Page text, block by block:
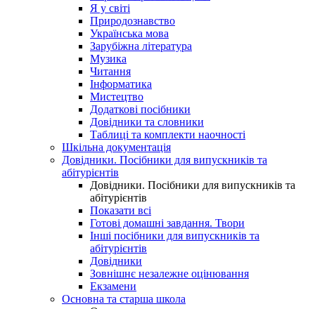
Я у світі
Природознавство
Українська мова
Зарубіжна література
Музика
Читання
Інформатика
Мистецтво
Додаткові посібники
Довідники та словники
Таблиці та комплекти наочності
Шкільна документація
Довідники. Посібники для випускників та
абітурієнтів
Довідники. Посібники для випускників та
абітурієнтів
Показати всі
Готові домашні завдання. Твори
Інші посібники для випускників та
абітурієнтів
Довідники
Зовнішнє незалежне оцінювання
Екзамени
Основна та старша школа